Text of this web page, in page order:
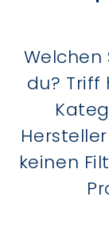
Welchen
du? Triff
keinen